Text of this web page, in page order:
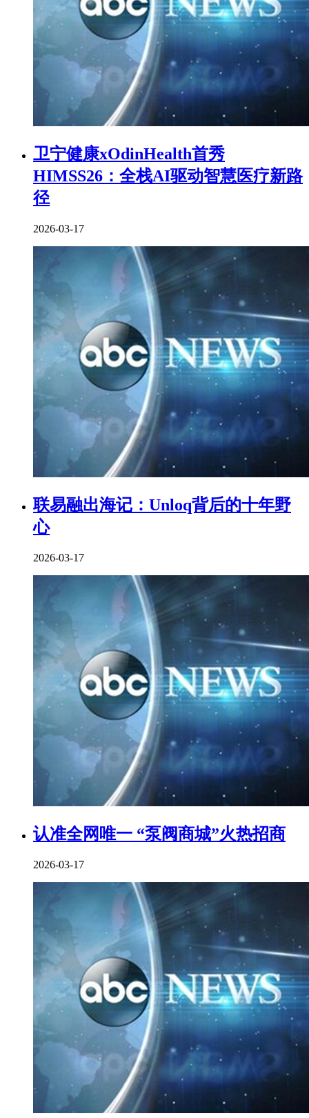
卫宁健康xOdinHealth首秀
HIMSS26：全栈AI驱动智慧医疗新路
径
2026-03-17
联易融出海记：Unloq背后的十年野
心
2026-03-17
认准全网唯一 “泵阀商城”火热招商
2026-03-17